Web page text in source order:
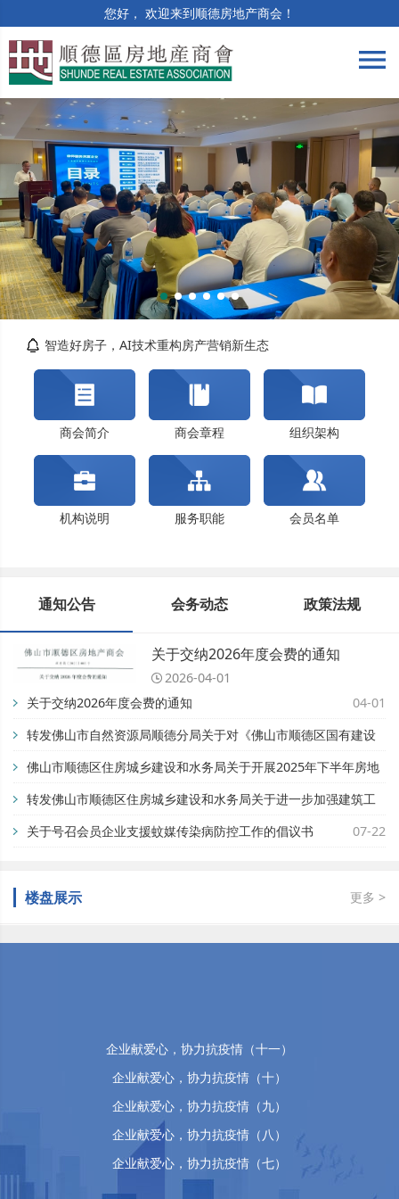
您好， 欢迎来到顺德房地产商会！
menu
筑牢合规防线 | 竣工验收与保修阶段法律风险...
精准解读提质效 | 房土两税专题培训顺利举办
智造好房子，AI技术重构房产营销新生态
关于交纳2026年度会费的通知
转发佛山市自然资源局顺德分局关于对《佛山市...
佛山市顺德区住房城乡建设和水务局关于开展202...
关于交纳2024年度会费的通知
商会简介 商会章程 组织架构
机构说明 服务职能 会员名单
通知公告 会务动态 政策法规
关于交纳2026年度会费的通知
2026-04-01
关于交纳2026年度会费的通知
04-01
转发佛山市自然资源局顺德分局关于对《佛山市顺德区国有建设
用地开竣工管理办法》公平竞争审查征求公众意见的公告【佛自
然资顺告〔2025〕93号】
11-28
佛山市顺德区住房城乡建设和水务局关于开展2025年下半年房地
产市场专项检查的通知
08-28
转发佛山市顺德区住房城乡建设和水务局关于进一步加强建筑工
地蚊媒传染病疫情防控工作的通知
07-29
关于号召会员企业支援蚊媒传染病防控工作的倡议书 07-22
楼盘展示 更多 >
企业献爱心，协力抗疫情（十一）
企业献爱心，协力抗疫情（十）
企业献爱心，协力抗疫情（九）
企业献爱心，协力抗疫情（八）
企业献爱心，协力抗疫情（七）